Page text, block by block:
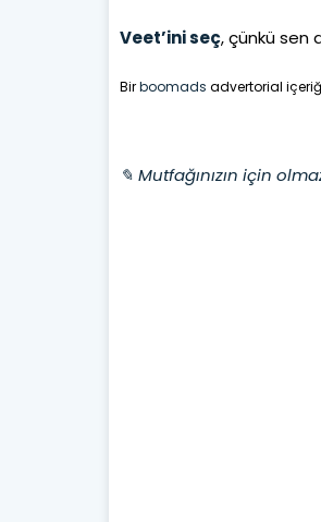
Veet’ini seç, çünkü sen
Birboomads advertorial
✎ Mutfağınızın için